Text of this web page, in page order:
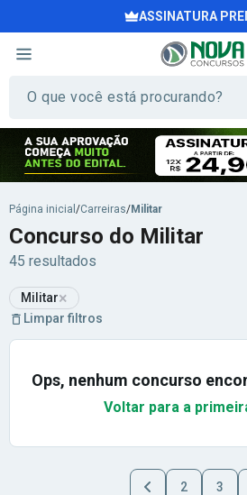
ASSINATURA
Página inicial /Carreiras/Militar
Concurso do Militar
45 resultados
Militar×
Limpar filtros
Ops, nenhum concurso
Voltar para a
2 3